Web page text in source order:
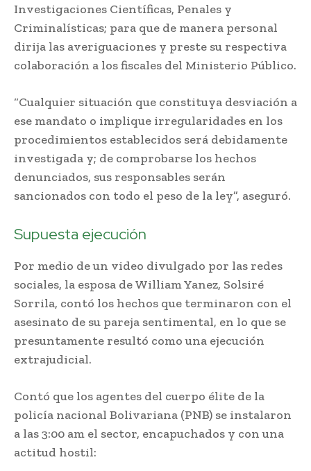
Investigaciones Científicas, Penales y
Criminalísticas; para que de manera personal
dirija las averiguaciones y preste su respectiva
colaboración a los fiscales del Ministerio Público.
“Cualquier situación que constituya desviación a
ese mandato o implique irregularidades en los
procedimientos establecidos será debidamente
investigada y; de comprobarse los hechos
denunciados, sus responsables serán
sancionados con todo el peso de la ley”, aseguró.
Supuesta ejecución
Por medio de un video divulgado por las redes
sociales, la esposa de William Yanez, Solsiré
Sorrila, contó los hechos que terminaron con el
asesinato de su pareja sentimental, en lo que se
presuntamente resultó como una ejecución
extrajudicial.
Contó que los agentes del cuerpo élite de la
policía nacional Bolivariana (PNB) se instalaron
a las 3:00 am el sector, encapuchados y con una
actitud hostil: